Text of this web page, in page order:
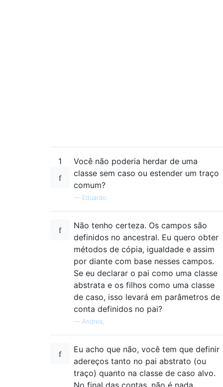
1
Você não poderia herdar de uma
classe sem caso ou estender um traço
comum?
— Eduardo
Não tenho certeza. Os campos são
definidos no ancestral. Eu quero obter
métodos de cópia, igualdade e assim
por diante com base nesses campos.
Se eu declarar o pai como uma classe
abstrata e os filhos como uma classe
de caso, isso levará em parâmetros de
conta definidos no pai?
— Andrea,
Eu acho que não, você tem que definir
adereços tanto no pai abstrato (ou
traço) quanto na classe de caso alvo.
No final das contas, não é nada